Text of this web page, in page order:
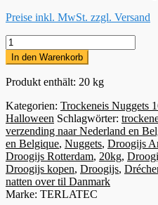
Preise inkl. MwSt. zzgl. Versand
20kg
Trockeneis-
Nuggets
Menge
In den Warenkorb
Produkt enthält: 20 kg
Kategorien: Trockeneis Nuggets
Halloween Schlagwörter:
verzending naar Nederland en
en Belgique, Nuggets, Droogijs
Droogijs Rotterdam, 20kg,
Droogijs kopen, Droogijs,
natten over til Danmark
Marke: TERLATEC